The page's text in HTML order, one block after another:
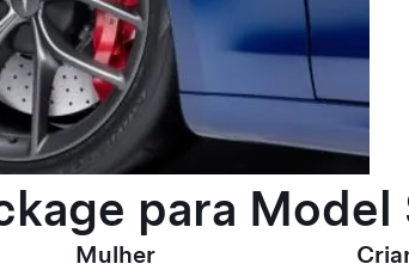
para Model
Mulher